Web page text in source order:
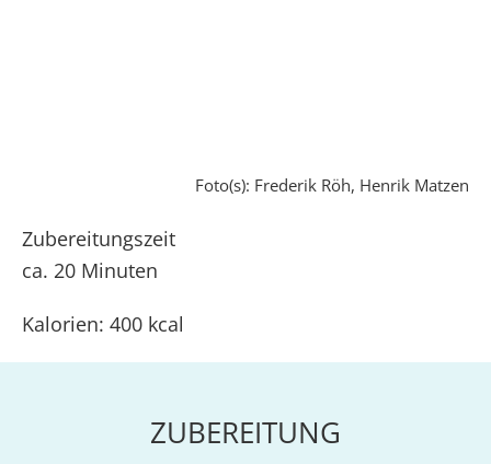
Foto(s): Frederik Röh, Henrik Matzen
Zubereitungszeit
ca. 20 Minuten
Kalorien: 400 kcal
ZUBEREITUNG